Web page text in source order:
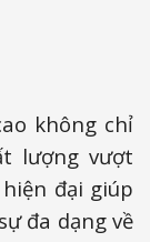
không chỉ
lượng vượt
đại giúp
đa dạng về